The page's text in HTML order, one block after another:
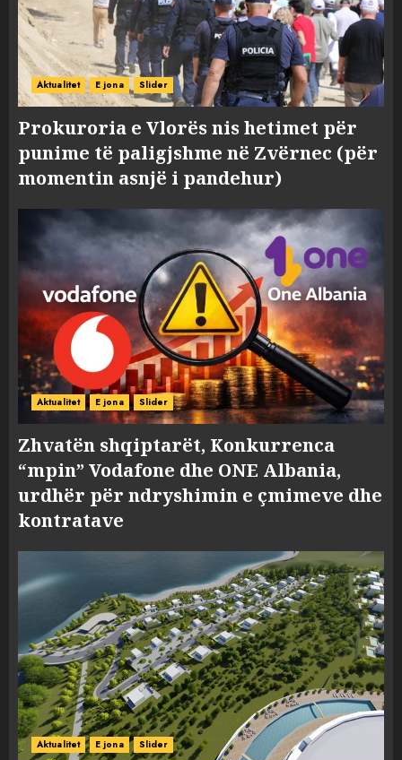
Aktualitet E jona Slider
Prokuroria e Vlorës nis hetimet për
punime të paligjshme në Zvërnec (për
momentin asnjë i pandehur)
Aktualitet E jona Slider
Zhvatën shqiptarët, Konkurrenca
“mpin” Vodafone dhe ONE Albania,
urdhër për ndryshimin e çmimeve dhe
kontratave
Aktualitet E jona Slider